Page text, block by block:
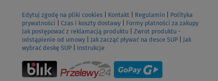
Edytuj zgodę na pliki cookies Kontakt Regulamin
Polityka
prywatności
Czas i koszty dostawy
Formy płatności za zakupy
Jak postępować z reklamacją produktu
Zwrot produktu -
odstąpienie od umowy
Jak zacząć pływać na desce SUP
Jak
wybrać deskę SUP
Instrukcje